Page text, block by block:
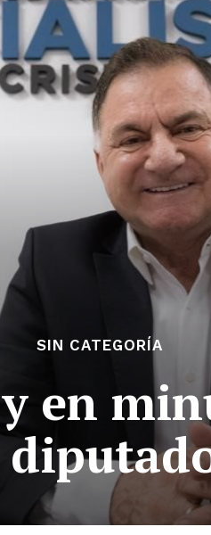
SIN CATEGORÍA
en